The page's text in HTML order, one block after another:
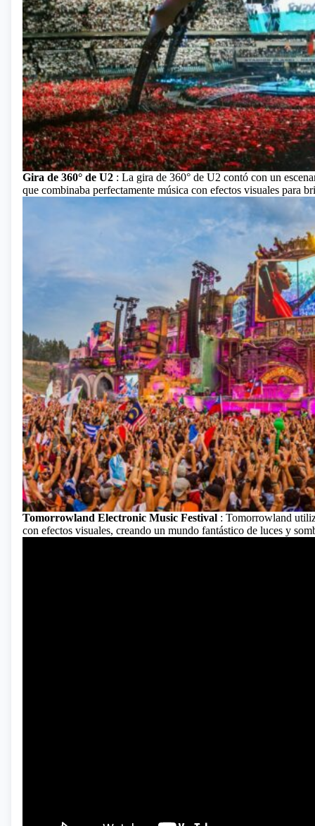
Gira de 360° de U2 : La gira de 360° de U2 contó con un
que combinaba perfectamente música con efectos visuales para
Tomorrowland Electronic Music Festival : Tomorrowland
con efectos visuales, creando un mundo fantástico de luces y